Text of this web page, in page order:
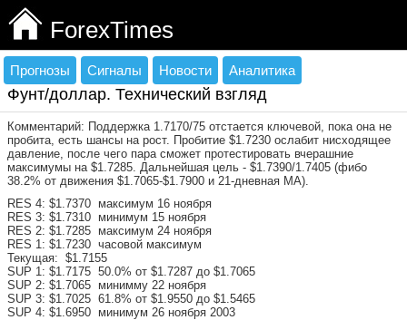
ForexTimes
Прогнозы Сигналы Новости Аналитика
Фунт/доллар. Технический взгляд
Комментарий: Поддержка 1.7170/75 отстается ключевой, пока она не
пробита, есть шансы на рост. Пробитие $1.7230 ослабит нисходящее
давление, после чего пара сможет протестировать вчерашние
максимумы на $1.7285. Дальнейшая цель - $1.7390/1.7405 (фибо
38.2% от движения $1.7065-$1.7900 и 21-дневная МА).
RES 4: $1.7370 максимум 16 ноября
RES 3: $1.7310 минимум 15 ноября
RES 2: $1.7285 максимум 24 ноября
RES 1: $1.7230 часовой максимум
Текущая: $1.7155
SUP 1: $1.7175 50.0% oт $1.7287 дo $1.7065
SUP 2: $1.7065 минимму 22 ноября
SUP 3: $1.7025 61.8% oт $1.9550 дo $1.5465
SUP 4: $1.6950 минимум 26 ноября 2003